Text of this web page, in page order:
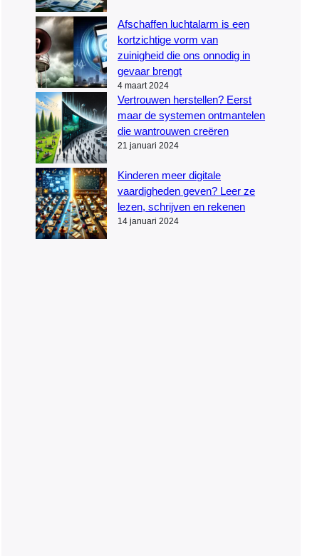
Afschaffen luchtalarm is een
kortzichtige vorm van
zuinigheid die ons onnodig in
gevaar brengt
4 maart 2024
Vertrouwen herstellen? Eerst
maar de systemen ontmantelen
die wantrouwen creëren
21 januari 2024
Kinderen meer digitale
vaardigheden geven? Leer ze
lezen, schrijven en rekenen
14 januari 2024